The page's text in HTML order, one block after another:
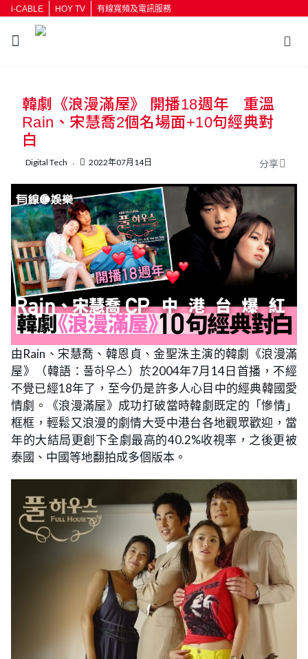
i-CABLE HOY TV 有線寬頻及電訊服務
按輸入鍵開始搜尋
韓劇《浪漫滿屋》 開播18週年 重溫
Rain、宋慧喬2個名場面+10句經典對
白
Digital Tech 2022年07月14日 分享
由Rain、宋慧喬、韓恩貞、金聖洙主演的韓劇《浪漫滿
屋》（韓語：풀하우스）於2004年7月14日首播，不經
不覺已經18年了，至今仍是許多人心目中的經典韓國愛
情劇。《浪漫滿屋》成功打破當時韓劇既定的「慘情」
框框，輕鬆又浪漫的劇情大受中港台各地觀眾歡迎，當
年的大結局更創下全劇最高的40.2%收視率，之後更被
泰國、中國等地翻拍成多個版本。